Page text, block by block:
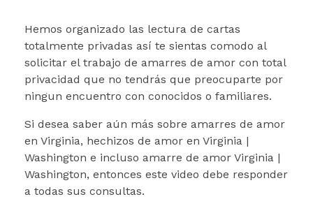
Hemos organizado las lectura de cartas
totalmente privadas así te sientas comodo al
solicitar el trabajo de amarres de amor con total
privacidad que no tendrás que preocuparte por
ningun encuentro con conocidos o familiares.
Si desea saber aún más sobre amarres de amor
en Virginia, hechizos de amor en Virginia |
Washington e incluso amarre de amor Virginia |
Washington, entonces este video debe responder
a todas sus consultas.